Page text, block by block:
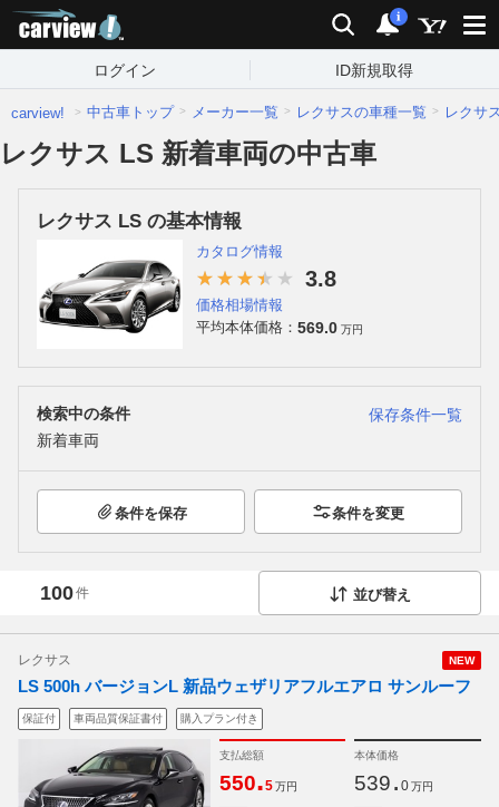
検索 通知
i
ログイン ID新規取得
carview! 中古車トップ メーカー一覧 レクサスの車種一覧 レクサ
レクサス LS 新着車両の中古車
レクサス LS の基本情報
カタログ情報
3.8
価格相場情報
平均本体価格： 569.0 万円
検索中の条件
保存条件一覧
新着車両
条件を保存 条件を変更
100件 並び替え
NEW
レクサス
LS 500h バージョンL 新品ウェザリアフルエアロ サンルーフ
保証付 車両品質保証書付 購入プラン付き
支払総額
550.5 万円
本体価格
539. 0 万円